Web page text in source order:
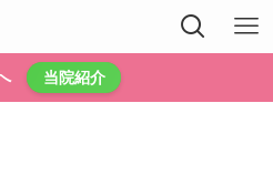
当院紹介